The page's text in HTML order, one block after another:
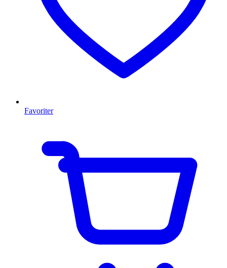
Favoriter